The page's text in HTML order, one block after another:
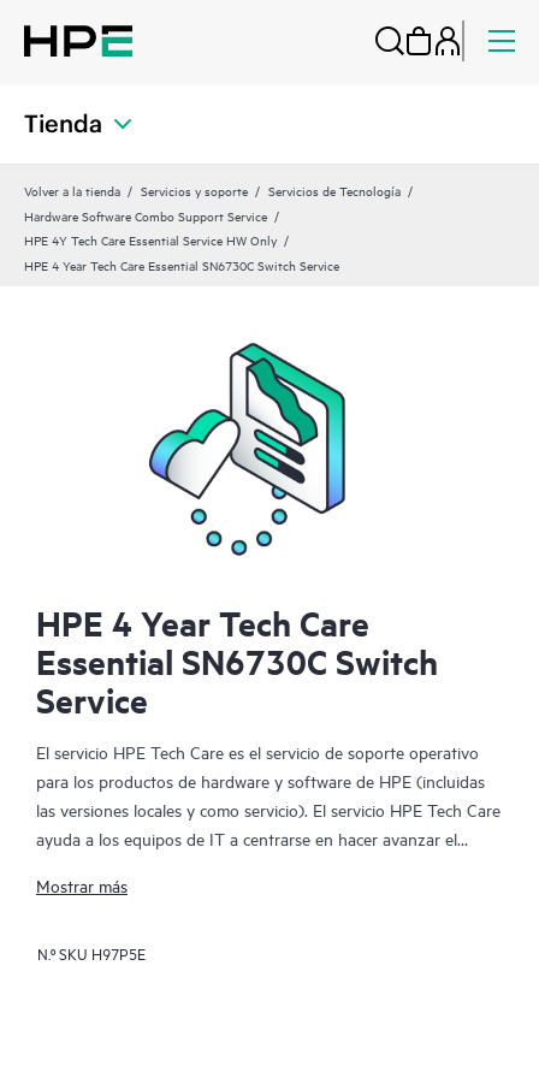
Tienda
Volver a la tienda Servicios y soporte
Servicios de Tecnología
Hardware Software Combo Support Service
HPE 4Y Tech Care Essential Service HW Only
HPE 4 Year Tech Care Essential SN6730C Switch Service
HPE 4 Year Tech Care
Essential SN6730C Switch
Service
El servicio HPE Tech Care es el servicio de soporte operativo
para los productos de hardware y software de HPE (incluidas
las versiones locales y como servicio). El servicio HPE Tech Care
ayuda a los equipos de IT a centrarse en hacer avanzar el
las cosas, en lugar de tener que dedicarse tan solo a reaccionar
Mostrar más
N.º SKU H97P5E